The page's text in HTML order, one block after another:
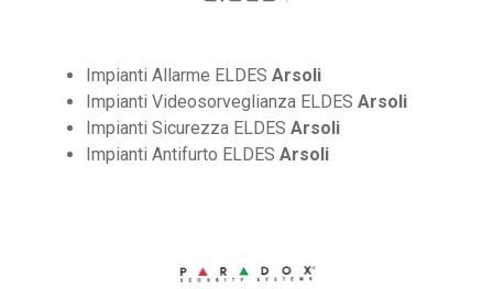
Impianti Allarme ELDES Arsoli
Impianti Videosorveglianza ELDES Arsoli
Impianti Sicurezza ELDES Arsoli
Impianti Antifurto ELDES Arsoli